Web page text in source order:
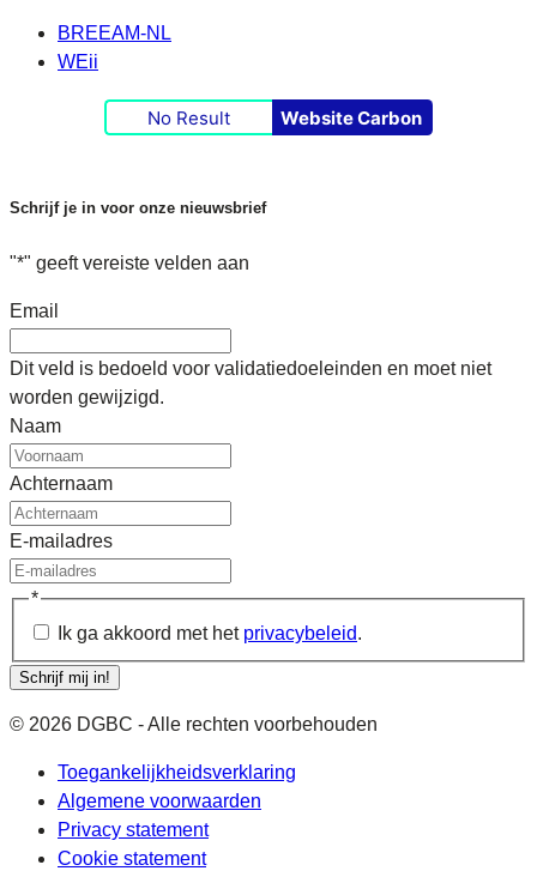
BREEAM-NL
WEii
No Result Website Carbon
Schrijf je in voor onze nieuwsbrief
"*" geeft vereiste velden aan
Email
Dit veld is bedoeld voor validatiedoeleinden en moet niet
worden gewijzigd.
Naam
Achternaam
E-mailadres
*
Ik ga akkoord met het privacybeleid.
Schrijf mij in!
© 2026 DGBC - Alle rechten voorbehouden
Toegankelijkheidsverklaring
Algemene voorwaarden
Privacy statement
Cookie statement